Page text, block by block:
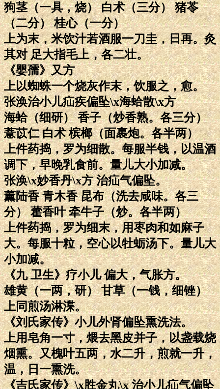
狗茎（一具，烧） 白术（三分） 猪苓
（二分） 桂心（一分）
上为末，米饮汁若酒服一刀圭，日再。灸
其对 足大指毛上，各二壮。
《婴孺》又方
上以蜘蛛一个烧灰作末，饮服之，愈。
张涣治小儿疝疾偏坠\x海蛤散\x方
海蛤（细研） 香子（炒香熟。各三分）
薏苡仁 白术 槟榔（面裹炮。各半两）
上件药捣，罗为细散。每服半钱，以温酒
调下，早晚乳食前。量儿大小加减。
张涣\x妙香丹\x方 治疝气偏坠。
薰陆香 青木香 昆布（洗去咸味。各三
分） 藿香叶 牵牛子（炒。各半两）
上件药捣，罗为细末，用枣肉和如麻子
大。每服十粒，空心以牡蛎汤下。量儿大
小加减。
《九 卫生》疗小儿 偏大，气胀方。
雄黄（一两，研） 甘草（一钱，细锉）
上同煎汤淋渫。
《刘氏家传》小儿外肾偏坠熏洗法。
上用皂角一寸，煨去黑皮并子，以盏载烧
烟熏。又槐叶五两，水二升，煎就一升，
温，日一熏洗。
《吉氏家传》\x胜金丸\x 治小儿疝气偏坠